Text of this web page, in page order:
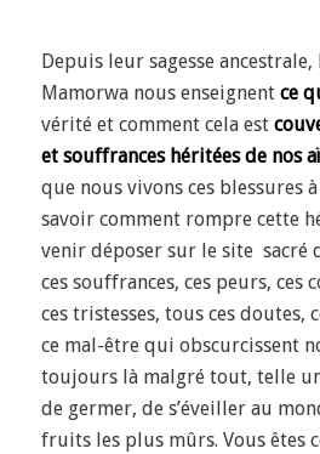
Depuis leur sagesse ancestrale,
Mamorwa nous enseignent ce
vérité et comment cela est
et souffrances héritées de nos
que nous vivons ces blessures
savoir comment rompre cette
venir déposer sur le site sacré
ces souffrances, ces peurs, ces
ces tristesses, tous ces doutes,
ce mal-être qui obscurcissent
toujours là malgré tout, telle
de germer, de s’éveiller au
fruits les plus mûrs. Vous êtes